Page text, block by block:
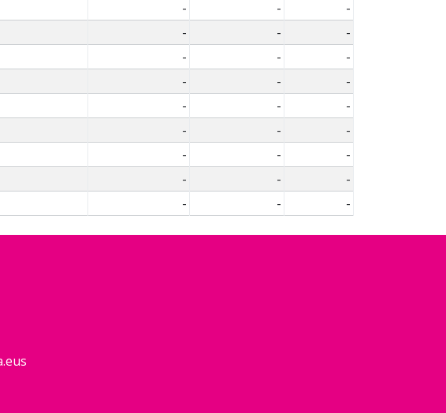
- -
-
- -
-
- -
-
- -
-
- -
-
- -
-
- -
-
- -
-
- - -